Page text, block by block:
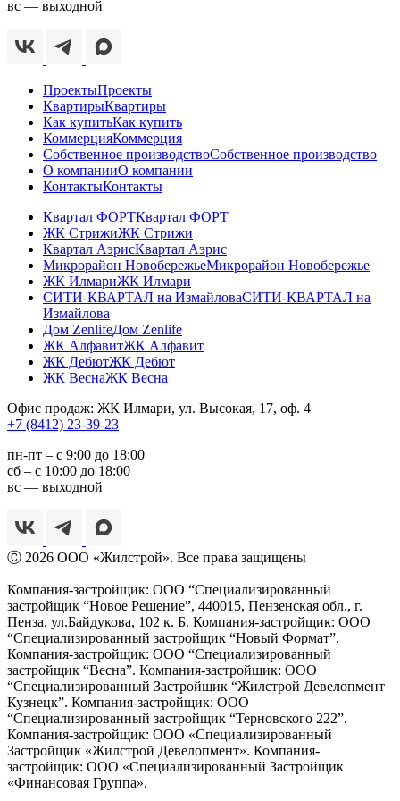
вс — выходной
ПроектыПроекты
КвартирыКвартиры
Как купитьКак купить
КоммерцияКоммерция
Собственное производствоСобственное производство
О компанииО компании
КонтактыКонтакты
Квартал ФОРТКвартал ФОРТ
ЖК СтрижиЖК Стрижи
Квартал АэрисКвартал Аэрис
Микрорайон НовобережьеМикрорайон Новобережье
ЖК ИлмариЖК Илмари
СИТИ-КВАРТАЛ на ИзмайловаСИТИ-КВАРТАЛ на
Измайлова
Дом ZenlifeДом Zenlife
ЖК АлфавитЖК Алфавит
ЖК ДебютЖК Дебют
ЖК ВеснаЖК Весна
Офис продаж: ЖК Илмари, ул. Высокая, 17, оф. 4
+7 (8412) 23-39-23
пн-пт – с 9:00 до 18:00
сб – с 10:00 до 18:00
вс — выходной
Ⓒ 2026 ООО «Жилстрой». Все права защищены
Компания-застройщик: ООО “Специализированный
застройщик “Новое Решение”, 440015, Пензенская обл., г.
Пенза, ул.Байдукова, 102 к. Б. Компания-застройщик: ООО
“Специализированный застройщик “Новый Формат”.
Компания-застройщик: ООО “Специализированный
застройщик “Весна”. Компания-застройщик: ООО
“Специализированный Застройщик “Жилстрой Девелопмент
Кузнецк”. Компания-застройщик: ООО
“Специализированный застройщик “Терновского 222”.
Компания-застройщик: ООО «Специализированный
Застройщик «Жилстрой Девелопмент». Компания-
застройщик: ООО «Специализированный Застройщик
«Финансовая Группа».